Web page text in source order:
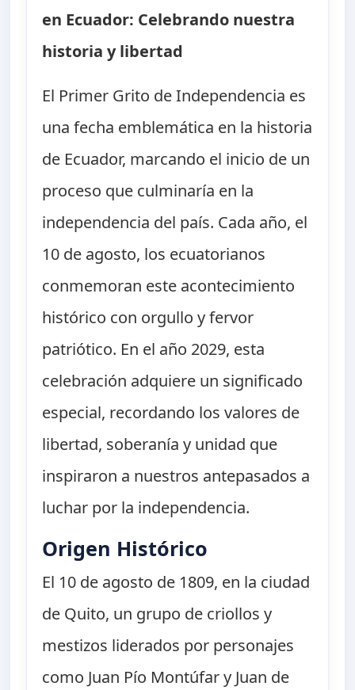
en Ecuador: Celebrando nuestra
historia y libertad
El Primer Grito de Independencia es
una fecha emblemática en la historia
de Ecuador, marcando el inicio de un
proceso que culminaría en la
independencia del país. Cada año, el
10 de agosto, los ecuatorianos
conmemoran este acontecimiento
histórico con orgullo y fervor
patriótico. En el año 2029, esta
celebración adquiere un significado
especial, recordando los valores de
libertad, soberanía y unidad que
inspiraron a nuestros antepasados a
luchar por la independencia.
Origen Histórico
El 10 de agosto de 1809, en la ciudad
de Quito, un grupo de criollos y
mestizos liderados por personajes
como Juan Pío Montúfar y Juan de